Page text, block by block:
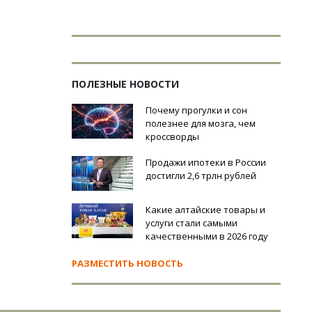
ПОЛЕЗНЫЕ НОВОСТИ
Почему прогулки и сон
полезнее для мозга, чем
кроссворды
Продажи ипотеки в России
достигли 2,6 трлн рублей
Какие алтайские товары и
услуги стали самыми
качественными в 2026 году
РАЗМЕСТИТЬ НОВОСТЬ